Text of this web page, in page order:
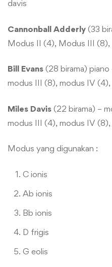
davis
Cannonball Adderly (33
Modus II (4), Modus III
Bill Evans (28 birama)
modus III (8), modus IV
Miles Davis (22 birama) –
modus III (4), modus IV
Modus yang digunakan :
C ionis
Ab ionis
Bb ionis
D frigis
G eolis